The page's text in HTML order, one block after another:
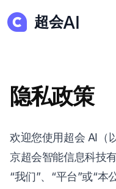
超会AI
隐私政策
欢迎您使用超会 AI（
京超会智能信息科技
“我们”、“平台”或“